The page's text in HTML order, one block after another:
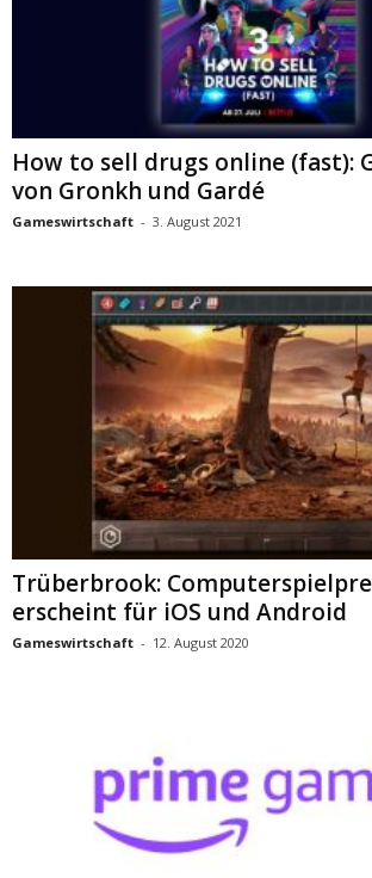
How to sell drugs online (fast):
von Gronkh und Gardé
Gameswirtschaft - 3. August 2021
Trüberbrook:
erscheint für iOS und Android
Gameswirtschaft - 12. August 2020